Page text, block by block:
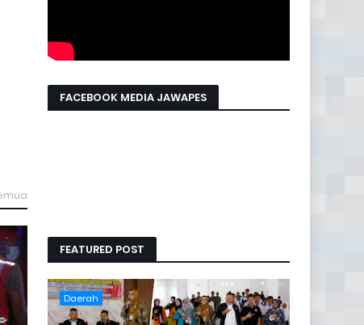
FACEBOOK MEDIA JAWAPES
FEATURED POST
Daerah